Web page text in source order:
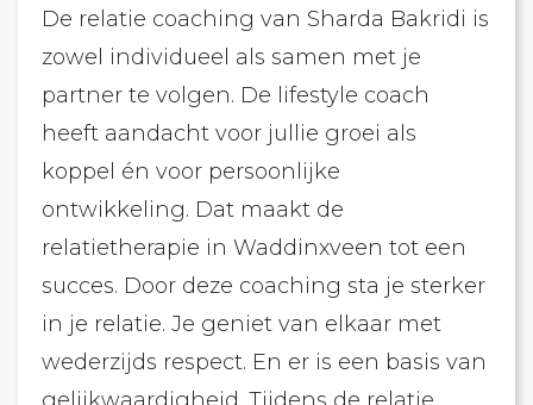
De relatie coaching van Sharda Bakridi is
zowel individueel als samen met je
partner te volgen. De lifestyle coach
heeft aandacht voor jullie groei als
koppel én voor persoonlijke
ontwikkeling. Dat maakt de
relatietherapie in Waddinxveen tot een
succes. Door deze coaching sta je sterker
in je relatie. Je geniet van elkaar met
wederzijds respect. En er is een basis van